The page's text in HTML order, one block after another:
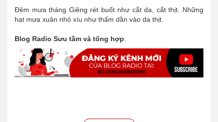
Đêm mưa tháng Giêng rét buốt như cắt da, cắt thịt. Những
hạt mưa xuân nhỏ xíu như thấm dần vào da thịt.
Blog Radio Sưu tầm và tổng hợp